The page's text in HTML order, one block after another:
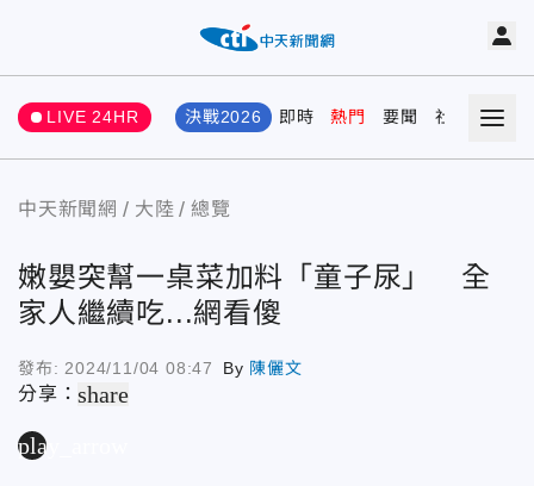
LIVE 24HR 決戰2026 即時 熱門 要聞 社會 娛樂
中天新聞網 大陸 總覽
嫩嬰突幫一桌菜加料「童子尿」 全
家人繼續吃...網看傻
發布: 2024/11/04 08:47 By 陳儷文
分享：share
play_arrow